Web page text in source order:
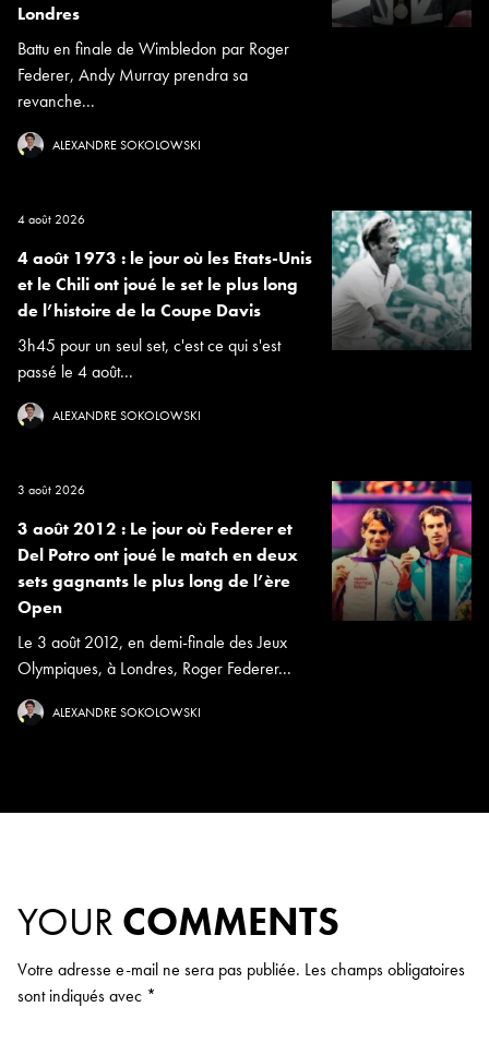
Londres
Battu en finale de Wimbledon par Roger
Federer, Andy Murray prendra sa
revanche...
ALEXANDRE SOKOLOWSKI
4 août 2026
4 août 1973 : le jour où les Etats-Unis
et le Chili ont joué le set le plus long
de l’histoire de la Coupe Davis
3h45 pour un seul set, c'est ce qui s'est
passé le 4 août...
ALEXANDRE SOKOLOWSKI
3 août 2026
3 août 2012 : Le jour où Federer et
Del Potro ont joué le match en deux
sets gagnants le plus long de l’ère
Open
Le 3 août 2012, en demi-finale des Jeux
Olympiques, à Londres, Roger Federer...
ALEXANDRE SOKOLOWSKI
YOUR COMMENTS
Votre adresse e-mail ne sera pas publiée. Les champs obligatoires
sont indiqués avec *